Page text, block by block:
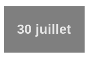
30 juillet